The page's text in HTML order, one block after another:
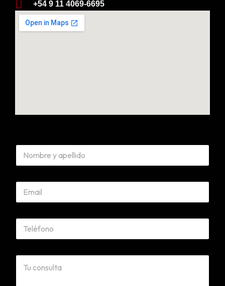
+54 9 11 4069-6695